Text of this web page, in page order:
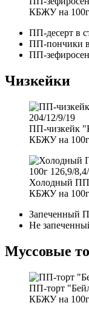
КБЖУ на 100г
ПП-десерт в
ПП-пончики в
ПП-
Чизкейки
ПП-чизкейк
КБЖУ на 100г
Холодный
КБЖУ на 100г
Запеченный
Не
Муссовые
ПП-торт
КБЖУ на 100г